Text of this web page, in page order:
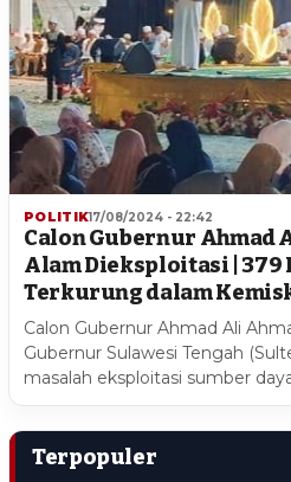
POLITIK17/08/2024 - 22:42
Calon Gubernur Ahmad
Alam Dieksploitasi | 379
Terkurung dalam
Calon Gubernur Ahmad Ali
Gubernur Sulawesi Tengah
masalah eksploitasi sumber
Terpopuler